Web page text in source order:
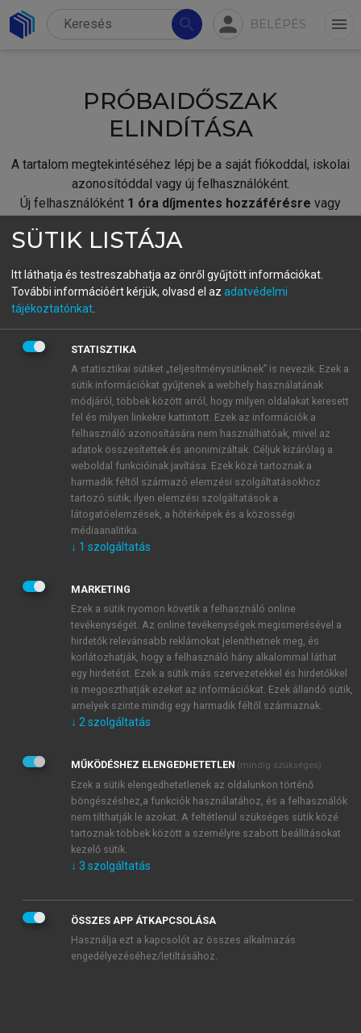
search person BELÉPÉS menu
PRÓBAIDŐSZAK
ELINDÍTÁSA
A tartalom megtekintéséhez lépj be a saját fiókoddal, iskolai
azonosítóddal vagy új felhasználóként.
Új felhasználóként 1 óra díjmentes hozzáférésre vagy
fiókoddal,vagy hozz létre új fiókot.
A regisztráció után apróbaidőszakautomatikusan
BELÉPÉS SAJÁT FIÓKKAL
ÚJ FIÓK LÉTREHOZÁSA
1 óra díjmentes hozzáférés
E-MAIL-CÍM
JELSZÓ
JELSZÓ ÚJRA
Kérek értesítést a MeRSZ újdonságairól, akcióiról.
Kérek értesítést az Akadémiai Kiadó Zrt. újdonságairól,
Adatkezelési tájékoztatóbanfoglaltakat tudomásul
veszem és elfogadom.
Általános vásárlási feltételeket, valamint a szotar.netés a
mersz.huoldalak licencszerződéseiben foglaltakat
tudomásul veszem és elfogadom.
KIPRÓBÁLOM
SÜTIK LISTÁJA
Itt láthatja és testreszabhatja az önről gyűjtött információkat.
További információért kérjük, olvasd el az adatvédelmi
tájékoztatónkat
STATISZTIKA
A statisztikai sütiket „teljesítménysütiknek” is nevezik. Ezek a
sütik információkat gyűjtenek a webhely használatának
módjáról, többek között arról, hogy milyen oldalakat keresett
fel és milyen linkekre kattintott. Ezek az információk a
felhasználó azonosítására nem használhatóak, mivel az
adatok összesítettek és anonimizáltak. Céljuk kizárólag a
weboldal funkcióinak javítása. Ezek közé tartoznak a
harmadik féltől származó elemzési szolgáltatásokhoz
tartozó sütik; ilyen elemzési szolgáltatások a
látogatóelemzések, a hőtérképek és a közösségi
médiaanalitika.
↓ 1 szolgáltatás
MARKETING
Ezek a sütik nyomon követik a felhasználó online
tevékenységét. Az online tevékenységek megismerésével a
hirdetők relevánsabb reklámokat jeleníthetnek meg, és
korlátozhatják, hogy a felhasználó hány alkalommal láthat
egy hirdetést. Ezek a sütik más szervezetekkel és hirdetőkkel
is megoszthatják ezeket az információkat. Ezek állandó sütik,
amelyek szinte mindig egy harmadik féltől származnak.
↓ 2 szolgáltatás
MŰKÖDÉSHEZ ELENGEDHETETLEN (mindig szükséges)
Ezek a sütik elengedhetetlenek az oldalunkon történő
böngészéshez,a funkciók használatához, és a felhasználók
nem tilthatják le azokat. A feltétlenül szükséges sütik közé
tartoznak többek között a személyre szabott beállításokat
kezelő sütik.
↓ 3 szolgáltatás
ÖSSZES APP ÁTKAPCSOLÁSA
Használja ezt a kapcsolót az összes alkalmazás
engedélyezéséhez/letiltásához.